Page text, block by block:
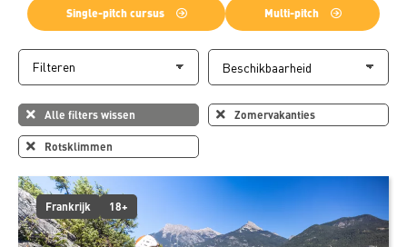
Single-pitch cursus Multi-pitch
Filteren
Alle filters wissen Zomervakanties
Rotsklimmen
Frankrijk 18+